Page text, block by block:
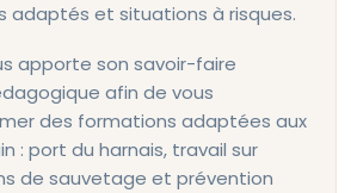
et situations à risques.
apporte son savoir-faire
afin de vous
des formations adaptées aux
: port du harnais, travail sur
de sauvetage et prévention